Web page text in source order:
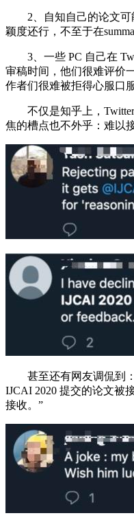
2、自知自己的论文可
颖度还行，不至于在
3、一些 PC 自己在
审稿时间，他们很难评价
作者们很难被拒得心服口服
不仅是知乎上，Twitter
焦的槽点也不外乎：难以
甚至还有网友调侃到：
IJCAI 2020 提交的论文被
接收。”